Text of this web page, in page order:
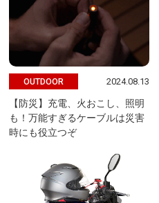
OUTDOOR 2024.08.13
【防災】充電、火おこし、照明
も！万能すぎるケーブルは災害
時にも役立つぞ